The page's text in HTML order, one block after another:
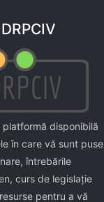
platformă disponibilă
în care vă sunt puse
întrebările
curs de legislaţie
pentru a vă